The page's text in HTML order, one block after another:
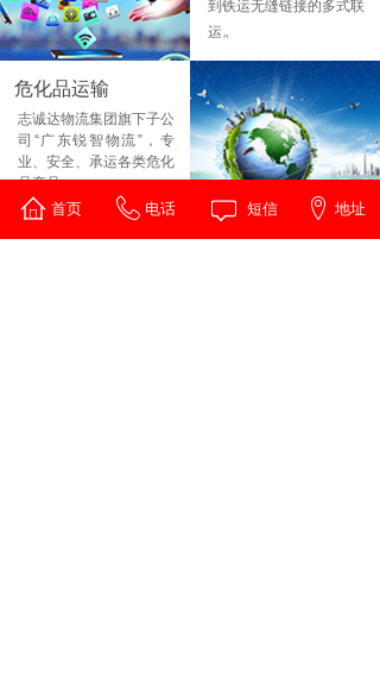
到铁运无缝链接的多式联
运 。
危化品运输
志诚达物流集团旗下子公
司“广东锐智物流”，专
业、安全、承运各类危化
品产品。
首页 电话 短信 地址